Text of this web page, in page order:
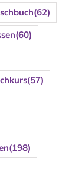
(62)
(60)
(57)
(198)